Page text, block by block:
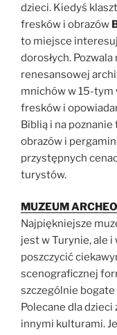
dzieci. Kiedyś
fresków i obrazów
to miejsce
dorosłych.
renesansowej
mnichów w 15-tym
fresków i
Biblią i na
obrazów i
przystępnych
turystów.
MUZEUM
Najpiękniejsze
jest w Turynie, ale
poszczycić
scenograficznej
szczególnie bogate
Polecane dla dzieci
innymi kulturami.